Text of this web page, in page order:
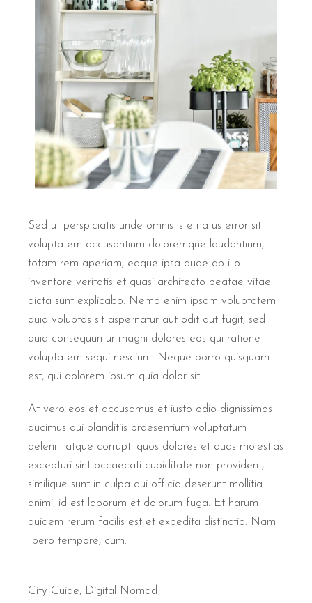
Sed ut perspiciatis unde omnis iste natus error sit
voluptatem accusantium doloremque laudantium,
totam rem aperiam, eaque ipsa quae ab illo
inventore veritatis et quasi architecto beatae vitae
dicta sunt explicabo. Nemo enim ipsam voluptatem
quia voluptas sit aspernatur aut odit aut fugit, sed
quia consequuntur magni dolores eos qui ratione
voluptatem sequi nesciunt. Neque porro quisquam
est, qui dolorem ipsum quia dolor sit.
At vero eos et accusamus et iusto odio dignissimos
ducimus qui blanditiis praesentium voluptatum
deleniti atque corrupti quos dolores et quas molestias
excepturi sint occaecati cupiditate non provident,
similique sunt in culpa qui officia deserunt mollitia
animi, id est laborum et dolorum fuga. Et harum
quidem rerum facilis est et expedita distinctio. Nam
libero tempore, cum.
City Guide, Digital Nomad